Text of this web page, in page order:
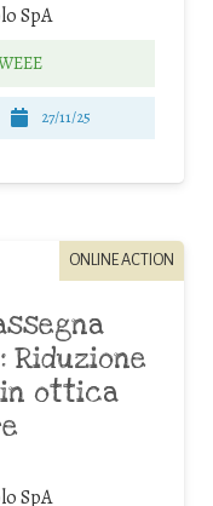
SpA
27/11/25
ONLINE ACTION
Riduzione
in ottica
SpA